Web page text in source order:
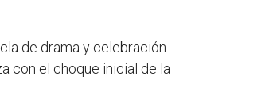
de drama y celebración.
con el choque inicial de la